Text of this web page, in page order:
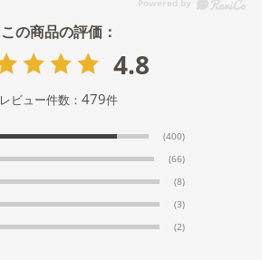
4.8
レビュー件数：479件
(400)
(66)
(8)
(3)
(2)